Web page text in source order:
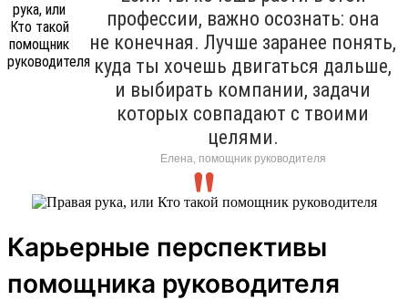
профессии, важно осознать: она
не конечная. Лучше заранее понять,
куда ты хочешь двигаться дальше,
и выбирать компании, задачи
которых совпадают с твоими
целями.
Елена, помощник руководителя
Карьерные перспективы
помощника руководителя